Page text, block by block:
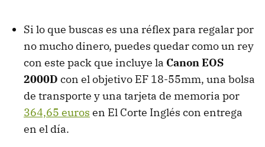
Si lo que buscas es una réflex para regalar por
no mucho dinero, puedes quedar como un rey
con este pack que incluye la Canon EOS
2000D con el objetivo EF 18-55mm, una bolsa
de transporte y una tarjeta de memoria por
364,65 euros en El Corte Inglés con entrega
en el día.